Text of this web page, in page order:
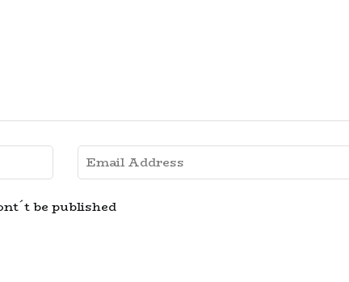
be published